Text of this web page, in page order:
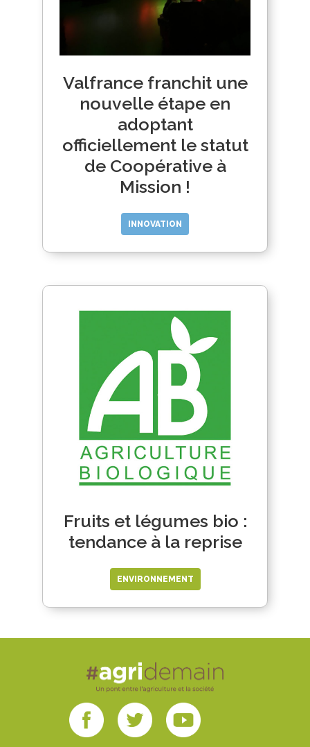
Valfrance franchit une
nouvelle étape en
adoptant
officiellement le statut
de Coopérative à
Mission !
INNOVATION
Fruits et légumes bio :
tendance à la reprise
ENVIRONNEMENT